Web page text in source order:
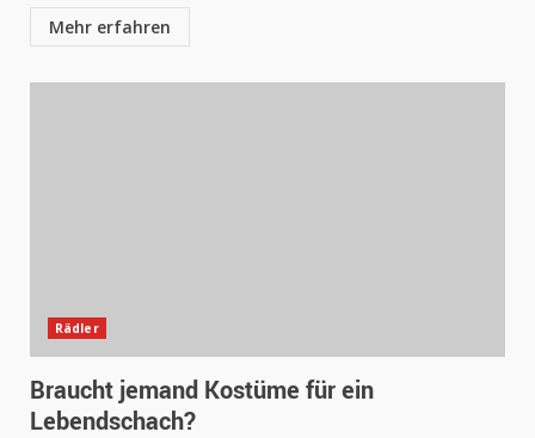
Mehr erfahren
Rädler
Braucht jemand Kostüme für ein
Lebendschach?